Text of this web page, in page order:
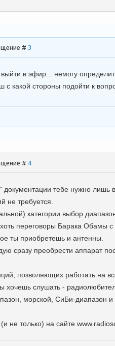
# 3
в эфир... немогу
с какой стороны подойти к
# 4
документации тебе нужно
не требуется.
категории выбор
переговоры Барака Обамы с
ты приобретешь и антенны.
сразу преобрести аппарат
позволяющих работать на
хочешь слушать -
морской, CиБи-диапазон
не только) на сайте